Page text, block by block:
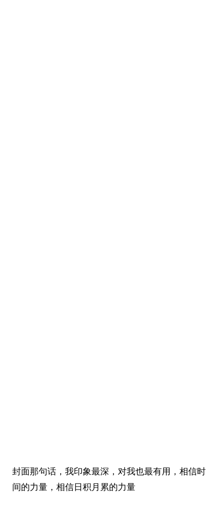
封面那句话，我印象最深，对我也最有用，相信时
间的力量，相信日积月累的力量